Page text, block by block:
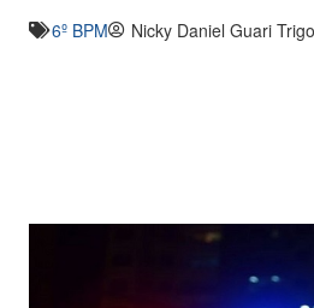
6º BPM Nicky Daniel Guari Trigo